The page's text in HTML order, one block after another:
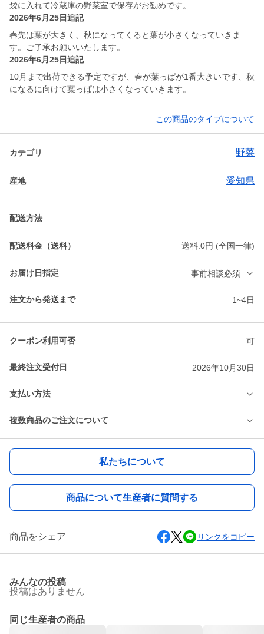
袋に入れて冷蔵庫の野菜室で保存がお勧めです。
2026年6月25日追記
春先は葉が大きく、秋になってくると葉が小さくなっていきま
す。ご了承お願いいたします。
2026年6月25日追記
10月まで出荷できる予定ですが、春が葉っぱが1番大きいです、秋
になるに向けて葉っぱは小さくなっていきます。
この商品のタイプについて
カテゴリ 野菜
産地 愛知県
配送方法
配送料金（送料） 送料:0円 (全国一律)
お届け日指定 事前相談必須
注文から発送まで 1~4日
クーポン利用可否 可
最終注文受付日 2026年10月30日
支払い方法
複数商品のご注文について
私たちについて
商品について生産者に質問する
商品をシェア リンクをコピー
みんなの投稿
投稿はありません
同じ生産者の商品